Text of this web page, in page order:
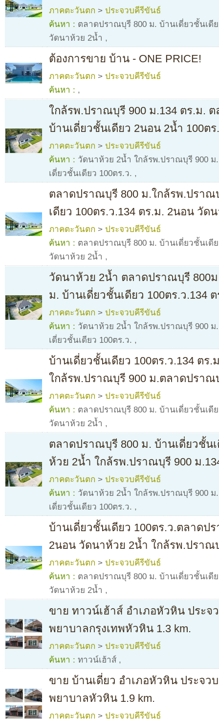
ภาคตะวันตก > ประจวบคีรีขันธ์
ค้นหา : ตลาดปราณบุรี 800 ม. บ้านเดี่ยวชั้นเดี
วัดนาห้วย 2น้ำ ,
ต้องการขาย บ้าน - ONE PRICE!
ภาคตะวันตก > ประจวบคีรีขันธ์
ค้นหา : ,
ใกล้รพ.ปราณบุรี 900 ม.134 ตร.ม.
บ้านเดี่ยวชั้นเดียว 2นอน 2น้ำ 100ต
ภาคตะวันตก > ประจวบคีรีขันธ์
ค้นหา : วัดนาห้วย 2น้ำ ใกล้รพ.ปราณบุรี 900
เดี่ยวชั้นเดียว 100ตร.ว. ,
ตลาดปราณบุรี 800 ม.ใกล้รพ.ปราณ
เดียว 100ตร.ว.134 ตร.ม. 2นอน วัด
ภาคตะวันตก > ประจวบคีรีขันธ์
ค้นหา : ตลาดปราณบุรี 800 ม. บ้านเดี่ยวชั้นเดี
วัดนาห้วย 2น้ำ ,
วัดนาห้วย 2น้ำ ตลาดปราณบุรี 800
ม. บ้านเดี่ยวชั้นเดียว 100ตร.ว.134
ภาคตะวันตก > ประจวบคีรีขันธ์
ค้นหา : วัดนาห้วย 2น้ำ ใกล้รพ.ปราณบุรี 900
เดี่ยวชั้นเดียว 100ตร.ว. ,
บ้านเดี่ยวชั้นเดียว 100ตร.ว.134 ตร
ใกล้รพ.ปราณบุรี 900 ม.ตลาดปราณ
ภาคตะวันตก > ประจวบคีรีขันธ์
ค้นหา : ตลาดปราณบุรี 800 ม. บ้านเดี่ยวชั้นเดี
วัดนาห้วย 2น้ำ ,
ตลาดปราณบุรี 800 ม. บ้านเดี่ยวชั้น
ห้วย 2น้ำ ใกล้รพ.ปราณบุรี 900 ม
ภาคตะวันตก > ประจวบคีรีขันธ์
ค้นหา : วัดนาห้วย 2น้ำ ใกล้รพ.ปราณบุรี 900
เดี่ยวชั้นเดียว 100ตร.ว. ,
บ้านเดี่ยวชั้นเดียว 100ตร.ว.ตลาดป
2นอน วัดนาห้วย 2น้ำ ใกล้รพ.ปราณ
ภาคตะวันตก > ประจวบคีรีขันธ์
ค้นหา : ตลาดปราณบุรี 800 ม. บ้านเดี่ยวชั้นเดี
วัดนาห้วย 2น้ำ ,
ขาย ทาวน์เฮ้าส์ อำเภอหัวหิน ประจ
พยาบาลกรุงเทพหัวหิน 1.3 km.
ภาคตะวันตก > ประจวบคีรีขันธ์
ค้นหา : ทาวน์เฮ้าส์ ,
ขาย บ้านเดี่ยว อำเภอหัวหิน ประจว
พยาบาลหัวหิน 1.9 km.
ภาคตะวันตก > ประจวบคีรีขันธ์